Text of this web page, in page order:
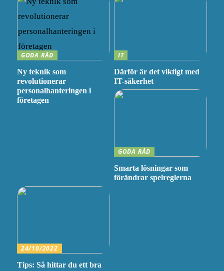
GODA RÅD
Ny teknik som
revolutionerar
personalhanteringen i
företagen
IT
Därför är det viktigt med
IT-säkerhet
GODA RÅD
Smarta lösningar som
förändrar spelreglerna
24/10/2022
Tips: Så hittar du ett bra